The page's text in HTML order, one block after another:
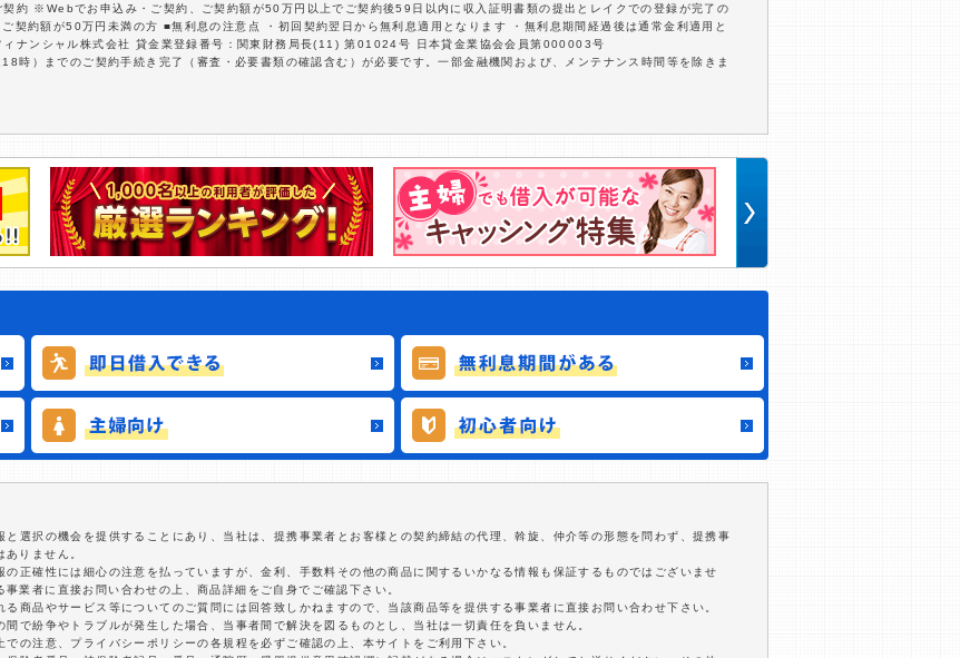
約 ※Webでお申込み・ご契約、ご契約額が50万円以上でご契約後59日以内に収入証明書類の提出とレイクでの登録が完了の
約額が50万円未満の方 ■無利息の注意点 ・初回契約翌日から無利息適用となります ・無利息期間経過後は通常金利適用と
ナンシャル株式会社 貸金業登録番号：関東財務局長(11) 第01024号 日本貸金業協会会員第000003号
時）までのご契約手続き完了（審査・必要書類の確認含む）が必要です。一部金融機関および、メンテナンス時間等を除きま
選択の機会を提供することにあり、当社は、提携事業者とお客様との契約締結の代理、斡旋、仲介等の形態を問わず、提携事
りません。
正確性には細心の注意を払っていますが、金利、手数料その他の商品に関するいかなる情報も保証するものではございませ
業者に直接お問い合わせの上、商品詳細をご自身でご確認下さい。
商品やサービス等についてのご質問には回答致しかねますので、当該商品等を提供する事業者に直接お問い合わせ下さい。
で紛争やトラブルが発生した場合、当事者間で解決を図るものとし、当社は一切責任を負いません。
の注意、プライバシーポリシーの各規程を必ずご確認の上、本サイトをご利用下さい。